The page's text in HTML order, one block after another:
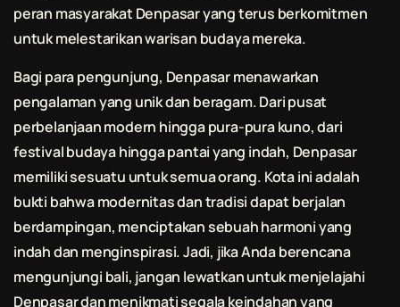
peran masyarakat Denpasar yang terus berkomitmen
untuk melestarikan warisan budaya mereka.
Bagi para pengunjung, Denpasar menawarkan
pengalaman yang unik dan beragam. Dari pusat
perbelanjaan modern hingga pura-pura kuno, dari
festival budaya hingga pantai yang indah, Denpasar
memiliki sesuatu untuk semua orang. Kota ini adalah
bukti bahwa modernitas dan tradisi dapat berjalan
berdampingan, menciptakan sebuah harmoni yang
indah dan menginspirasi. Jadi, jika Anda berencana
mengunjungi bali, jangan lewatkan untuk menjelajahi
Denpasar dan menikmati segala keindahan yang